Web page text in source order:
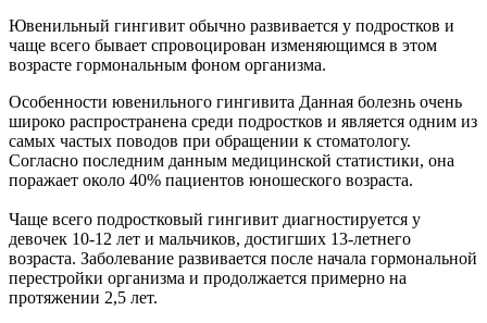
Ювенильный гингивит обычно развивается у подростков и
чаще всего бывает спровоцирован изменяющимся в этом
возрасте гормональным фоном организма.
Особенности ювенильного гингивита Данная болезнь очень
широко распространена среди подростков и является одним из
самых частых поводов при обращении к стоматологу.
Согласно последним данным медицинской статистики, она
поражает около 40% пациентов юношеского возраста.
Чаще всего подростковый гингивит диагностируется у
девочек 10-12 лет и мальчиков, достигших 13-летнего
возраста. Заболевание развивается после начала гормональной
перестройки организма и продолжается примерно на
протяжении 2,5 лет.